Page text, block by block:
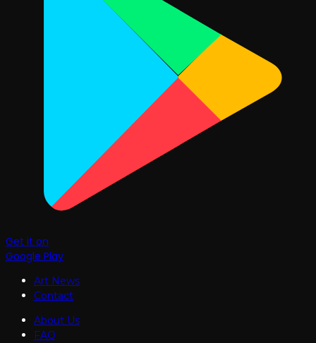
Get it on
Google Play
Art News
Contact
About Us
FAQ